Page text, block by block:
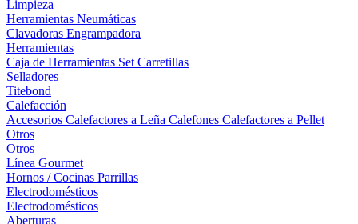
Limpieza
Herramientas Neumáticas
Clavadoras Engrampadora
Herramientas
Caja de Herramientas Set Carretillas
Selladores
Titebond
Calefacción
Accesorios Calefactores a Leña Calefones Calefactores a Pellet
Otros
Otros
Línea Gourmet
Hornos / Cocinas Parrillas
Electrodomésticos
Electrodomésticos
Aberturas